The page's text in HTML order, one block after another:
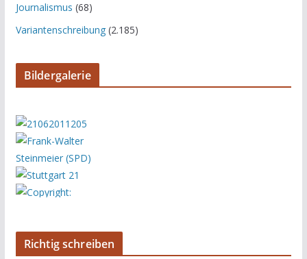
Journalismus (68)
Variantenschreibung(2.185)
Bildergalerie
Richtig schreiben